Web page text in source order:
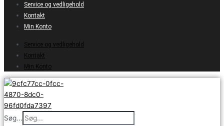
Service og vedligehold
Kontakt
Min Konto
Service og vedligehold
Kontakt
Min Konto
Søg...